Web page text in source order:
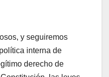
y seguiremos
interna de
derecho de